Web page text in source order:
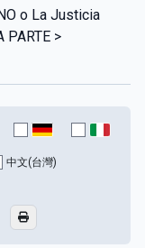
o La Justicia
>
中文(台灣)